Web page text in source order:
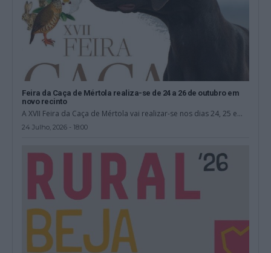
Feira da Caça de Mértola realiza-se de 24 a 26 de outubro em
novo recinto
A XVII Feira da Caça de Mértola vai realizar-se nos dias 24, 25 e...
24 Julho, 2026 - 18:00